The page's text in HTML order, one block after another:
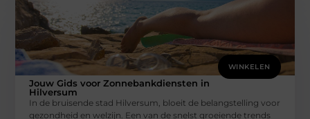
WINKELEN
Jouw Gids voor Zonnebankdiensten in
Hilversum
In de bruisende stad Hilversum, bloeit de belangstelling voor
gezondheid en welzijn. Een van de snelst groeiende trends